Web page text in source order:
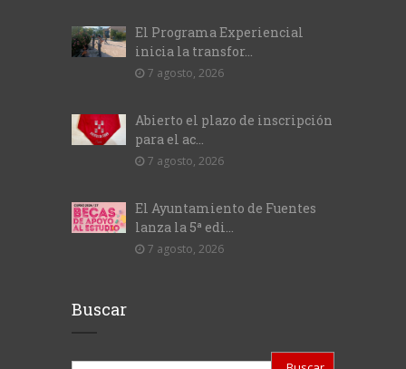
El Programa Experiencial
inicia la transfor...
7 agosto, 2026
Abierto el plazo de inscripción
para el ac...
7 agosto, 2026
El Ayuntamiento de Fuentes
lanza la 5ª edi...
7 agosto, 2026
Buscar
Buscar